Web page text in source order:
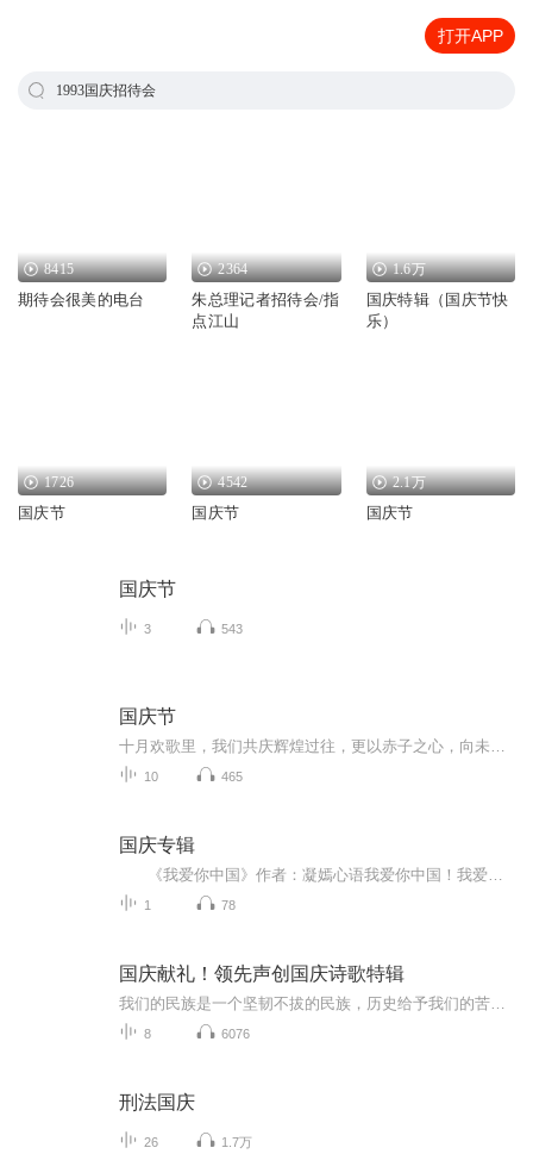
打开APP
1993国庆招待会
8415
期待会很美的电台
2364
朱总理记者招待会/指
点江山
1.6万
国庆特辑（国庆节快
乐）
1726
国庆节
4542
国庆节
2.1万
国庆节
国庆节
3 543
国庆节
10 465
国庆专辑
1 78
国庆献礼！领先声创国庆诗歌特辑
8 6076
刑法国庆
26 1.7万